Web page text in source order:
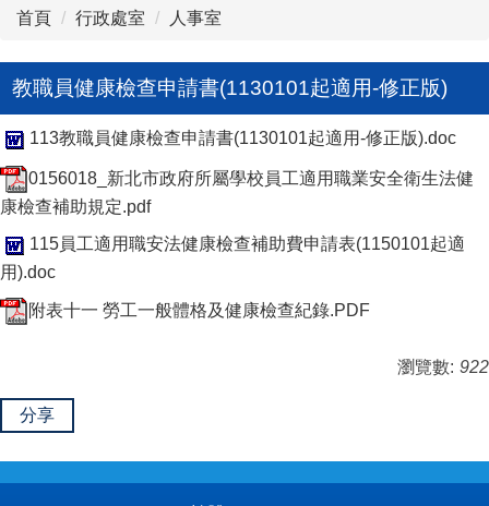
首頁 行政處室 人事室
教職員健康檢查申請書(1130101起適用-修正版)
113教職員健康檢查申請書(1130101起適用-修正版).doc
0156018_新北市政府所屬學校員工適用職業安全衛生法健
康檢查補助規定.pdf
115員工適用職安法健康檢查補助費申請表(1150101起適
用).doc
附表十一 勞工一般體格及健康檢查紀錄.PDF
瀏覽數: 922
分享